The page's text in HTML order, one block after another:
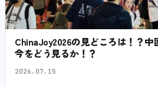
ChinaJoy2026の見どころは！？
今をどう見るか！？
2026.07.15